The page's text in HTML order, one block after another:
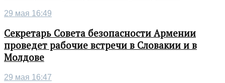
29 мая 16:49
Секретарь Совета безопасности Армении
проведет рабочие встречи в Словакии и в
Молдове
29 мая 16:47